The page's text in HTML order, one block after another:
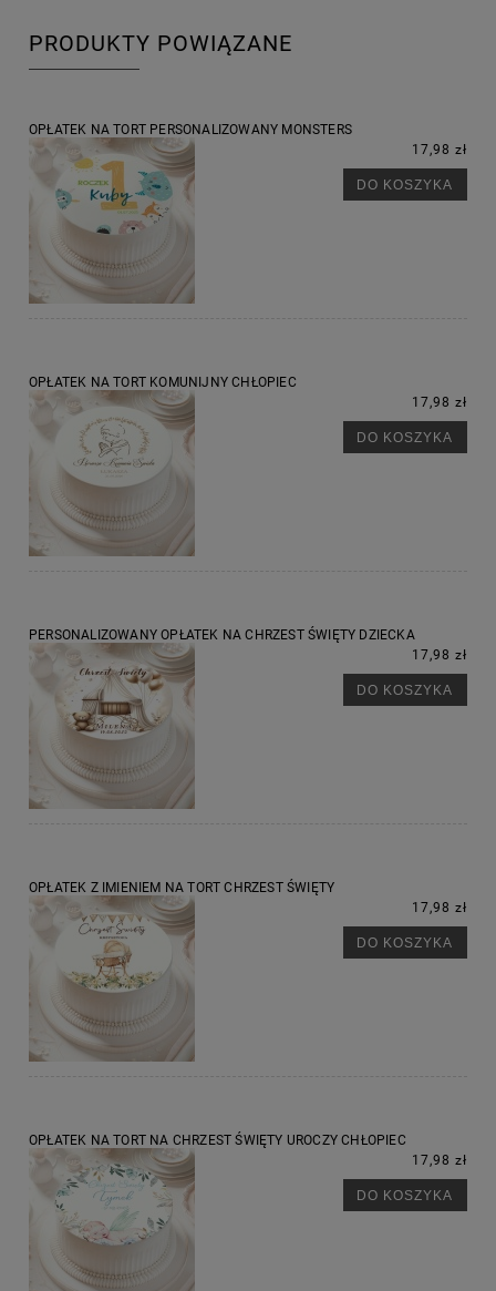
PRODUKTY POWIĄZANE
OPŁATEK NA TORT PERSONALIZOWANY MONSTERS
17,98 zł
DO KOSZYKA
OPŁATEK NA TORT KOMUNIJNY CHŁOPIEC
17,98 zł
DO KOSZYKA
PERSONALIZOWANY OPŁATEK NA CHRZEST ŚWIĘTY DZIECKA
17,98 zł
DO KOSZYKA
OPŁATEK Z IMIENIEM NA TORT CHRZEST ŚWIĘTY
17,98 zł
DO KOSZYKA
OPŁATEK NA TORT NA CHRZEST ŚWIĘTY UROCZY CHŁOPIEC
17,98 zł
DO KOSZYKA